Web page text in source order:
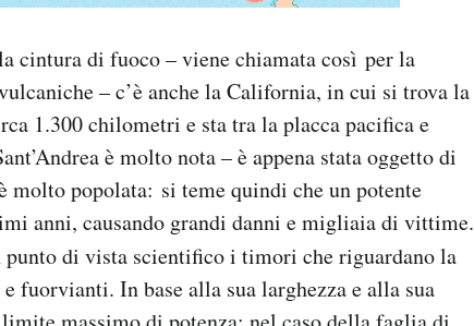
cintura di fuoco – viene chiamata così per la
– c’è anche la California, in cui si trova la
1.300 chilometri e sta tra la placca pacifica e
è molto nota – è appena stata oggetto di
molto popolata: si teme quindi che un potente
anni, causando grandi danni e migliaia di vittime.
punto di vista scientifico i timori che riguardano la
fuorvianti. In base alla sua larghezza e alla sua